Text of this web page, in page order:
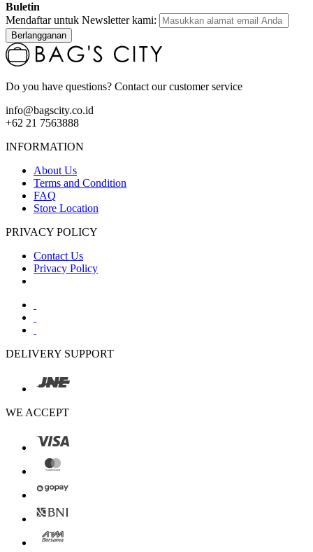
Buletin
Mendaftar untuk Newsletter kami:
Berlangganan
Do you have questions? Contact our customer service
info@bagscity.co.id
+62 21 7563888
INFORMATION
About Us
Terms and Condition
FAQ
Store Location
PRIVACY POLICY
Contact Us
Privacy Policy
DELIVERY SUPPORT
WE ACCEPT